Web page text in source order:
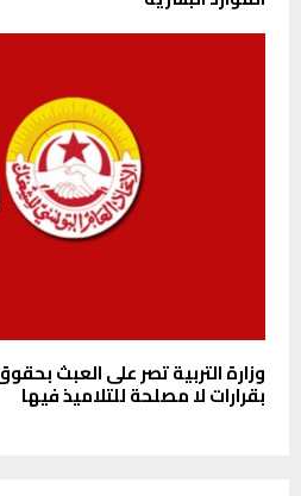
وزارة التربية تصر على العبث
بقرارات لا مصلحة للتلاميذ فيها